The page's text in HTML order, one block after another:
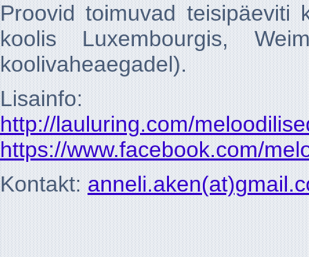
Proovid toimuvad teisipäeviti
koolis Luxembourgis,
koolivaheaegadel).
Lisainfo:
http://lauluring.com/
https://www.facebook.com/
Kontakt: